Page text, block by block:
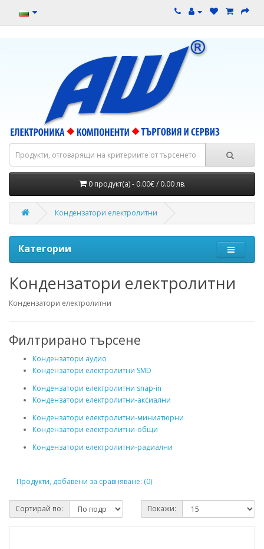
0 продукт(а) - 0.00€ / 0.00 лв.
Кондензатори електролитни
Категории
Кондензатори електролитни
Кондензатори електролитни
Филтрирано търсене
Кондензатори аудио
Кондензатори електролитни SMD
Кондензатори електролитни snap-in
Кондензатори електролитни-аксиални
Кондензатори електролитни-миниатюрни
Кондензатори електролитни-общи
Кондензатори електролитни-радиални
Продукти, добавени за сравняване: (0)
Сортирай по: Покажи: